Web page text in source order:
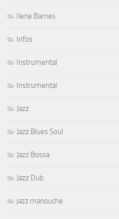
Ilene Barnes
Infos
Instrumental
Instrumental
Jazz
Jazz Blues Soul
Jazz Bossa
Jazz Dub
jazz manouche